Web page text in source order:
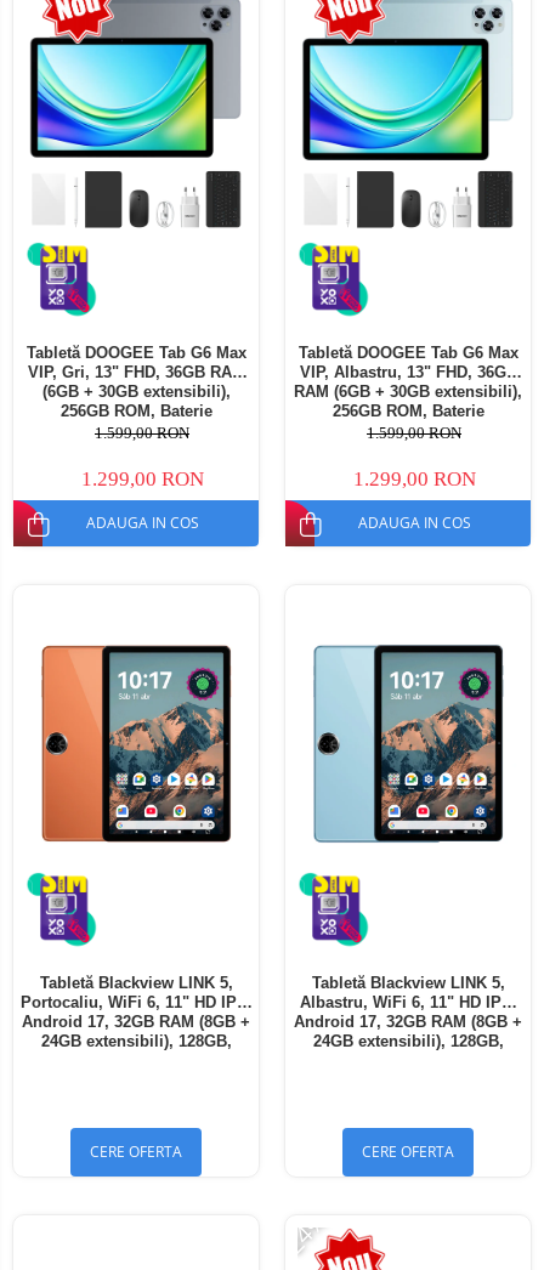
Telefoane mobile Ulefone
Telefoane mobile Unihertz
Telefoane mobile Cubot
Telefoane mobile Blackview
Telefoane mobile OSCAL
Telefoane mobile Fossibot
Telefoane mobile Lagenio
Telefoane mobile Samsung
Telefoane mobile iSEN
Telefoane mobile HUAWEI
Telefoane mobile iHunt
Telefoane mobile Xiaomi
Telefoane mobile Realme
Telefoane mobile ZTE Nubia
Tabletă DOOGEE Tab G6 Max
VIP, Gri, 13" FHD, 36GB RAM
(6GB + 30GB extensibili),
256GB ROM, Baterie
10800mAh, Android, Wi-Fi
1.599,00 RON
1.299,00 RON
ADAUGA IN COS
Tabletă DOOGEE Tab G6 Max
VIP, Albastru, 13" FHD, 36GB
RAM (6GB + 30GB extensibili),
256GB ROM, Baterie
10800mAh, Android, Wi-Fi
1.599,00 RON
1.299,00 RON
ADAUGA IN COS
Tabletă Blackview LINK 5,
Portocaliu, WiFi 6, 11" HD IPS,
Android 17, 32GB RAM (8GB +
24GB extensibili), 128GB,
CERE OFERTA
Tabletă Blackview LINK 5,
Albastru, WiFi 6, 11" HD IPS,
Android 17, 32GB RAM (8GB +
24GB extensibili), 128GB,
CERE OFERTA
-24%